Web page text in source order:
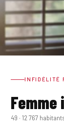
INFIDÉLITÉ
49 · 12 767